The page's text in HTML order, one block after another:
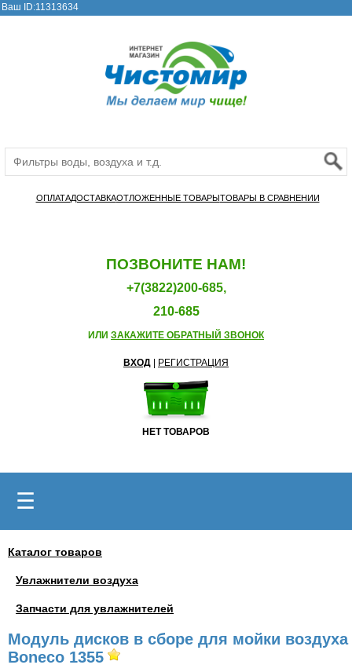
Ваш ID:11313634
ОПЛАТАДОСТАВКАОТЛОЖЕННЫЕ ТОВАРЫТОВАРЫ В СРАВНЕНИИ
ПОЗВОНИТЕ НАМ!
+7(3822)200-685,
210-685
ИЛИ ЗАКАЖИТЕ ОБРАТНЫЙ ЗВОНОК
ВХОД РЕГИСТРАЦИЯ
НЕТ ТОВАРОВ
☰
Каталог товаров
Увлажнители воздуха
Запчасти для увлажнителей
Модуль дисков в сборе для мойки воздуха
Boneco 1355